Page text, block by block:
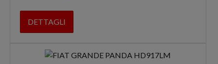
DETTAGLI